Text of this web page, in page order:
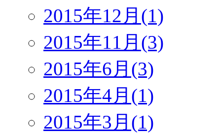
2015年12月(1)
2015年11月(3)
2015年6月(3)
2015年4月(1)
2015年3月(1)